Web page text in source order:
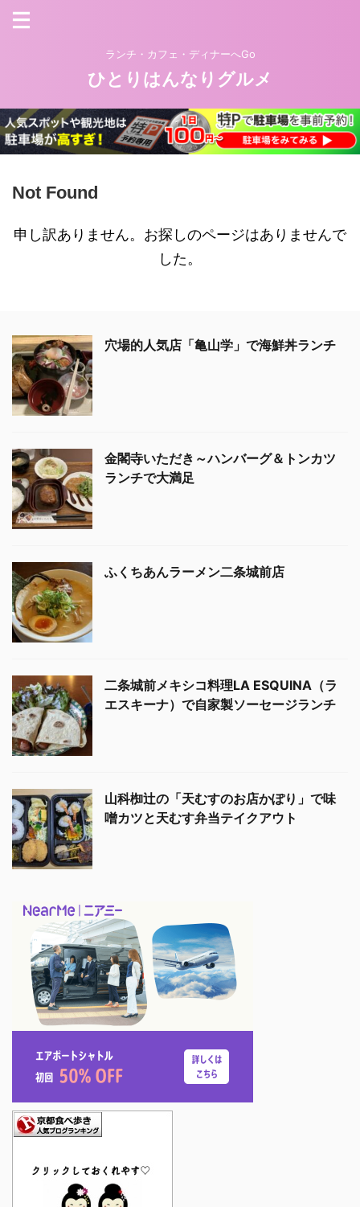
ランチ・カフェ・ディナーへGo
ひとりはんなりグルメ
Not Found
申し訳ありません。お探しのページはありませんで
した。
穴場的人気店「亀山学」で海鮮丼ランチ
金閣寺いただき～ハンバーグ＆トンカツ
ランチで大満足
ふくちあんラーメン二条城前店
二条城前メキシコ料理LA ESQUINA（ラ
エスキーナ）で自家製ソーセージランチ
山科椥辻の「天むすのお店かぽり」で味
噌カツと天むす弁当テイクアウト